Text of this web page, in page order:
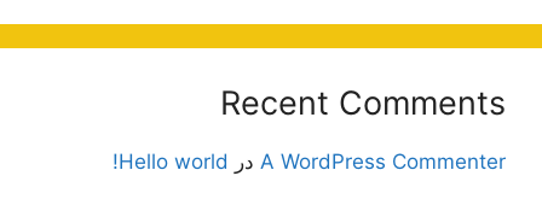
Recent Comments
A WordPress Commenter در Hello world!